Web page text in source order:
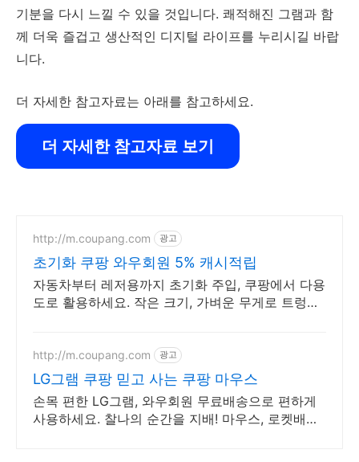
기분을 다시 느낄 수 있을 것입니다. 쾌적해진 그램과 함
께 더욱 즐겁고 생산적인 디지털 라이프를 누리시길 바랍
니다.
더 자세한 참고자료는 아래를 참고하세요.
더 자세한 참고자료 보기
http://m.coupang.com 광고
초기화 쿠팡 와우회원 5% 캐시적립
자동차부터 레저용까지 초기화 주입, 쿠팡에서 다용
도로 활용하세요. 작은 크기, 가벼운 무게로 트렁크
http://m.coupang.com 광고
LG그램 쿠팡 믿고 사는 쿠팡 마우스
손목 편한 LG그램, 와우회원 무료배송으로 편하게
사용하세요. 찰나의 순간을 지배! 마우스, 로켓배송